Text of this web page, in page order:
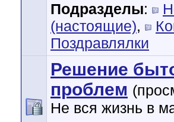
Подразделы:
(настоящие),
Поздравлялки
Решение
проблем
Не вся жизнь в